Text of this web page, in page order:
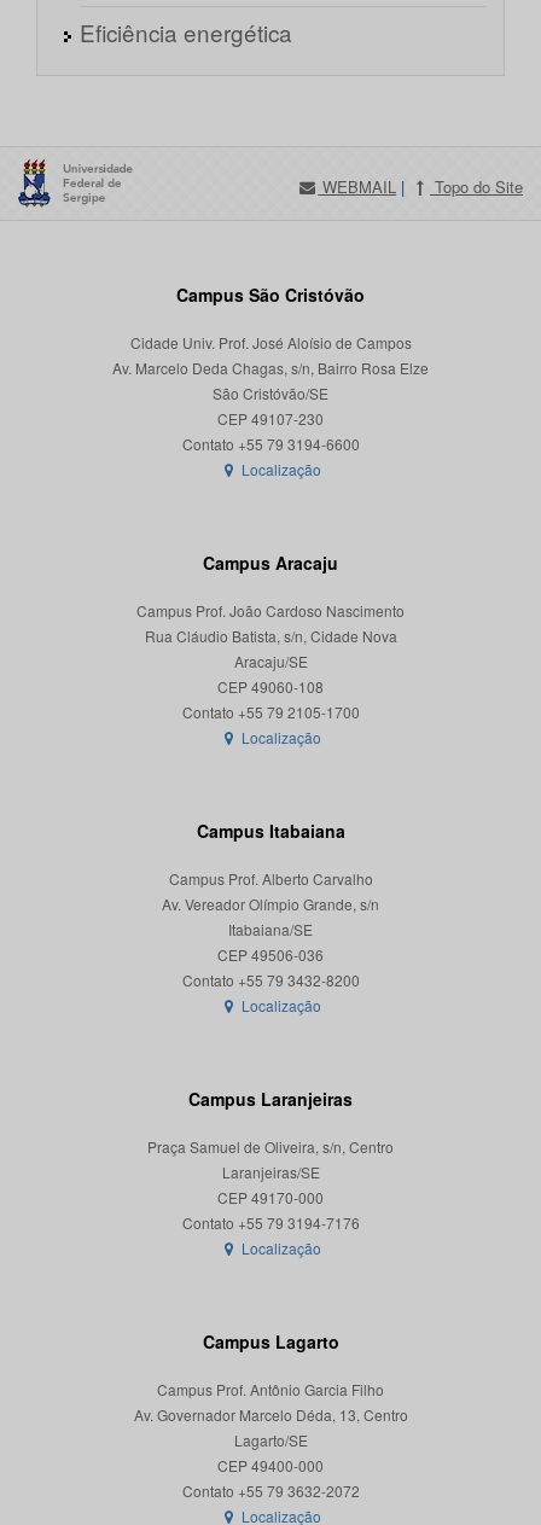
Eficiência energética
WEBMAIL | Topo do Site
Campus São Cristóvão
Cidade Univ. Prof. José Aloísio de Campos
Av. Marcelo Deda Chagas, s/n, Bairro Rosa Elze
São Cristóvão/SE
CEP 49107-230
Localização
Campus Aracaju
Campus Prof. João Cardoso Nascimento
Rua Cláudio Batista, s/n, Cidade Nova
Aracaju/SE
CEP 49060-108
Localização
Campus Itabaiana
Campus Prof. Alberto Carvalho
Av. Vereador Olímpio Grande, s/n
Itabaiana/SE
CEP 49506-036
Localização
Campus Laranjeiras
Praça Samuel de Oliveira, s/n, Centro
Laranjeiras/SE
CEP 49170-000
Localização
Campus Lagarto
Campus Prof. Antônio Garcia Filho
Av. Governador Marcelo Déda, 13, Centro
Lagarto/SE
CEP 49400-000
Localização